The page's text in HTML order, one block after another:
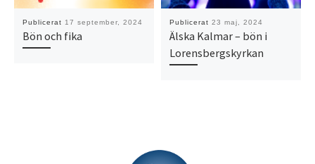
Publicerat 17 september, 2024
Bön och fika
Publicerat 23 maj, 2024
Älska Kalmar – bön i
Lorensbergskyrkan